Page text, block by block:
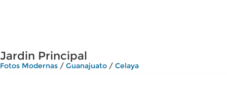
Jardin Principal
Fotos Modernas / Guanajuato / Celaya